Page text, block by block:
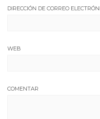
DIRECCIÓN DE CORREO
WEB
COMENTAR